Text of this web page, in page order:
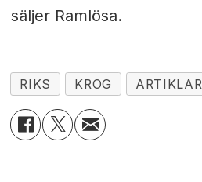
säljer Ramlösa.
RIKS KROG ARTIKLAR